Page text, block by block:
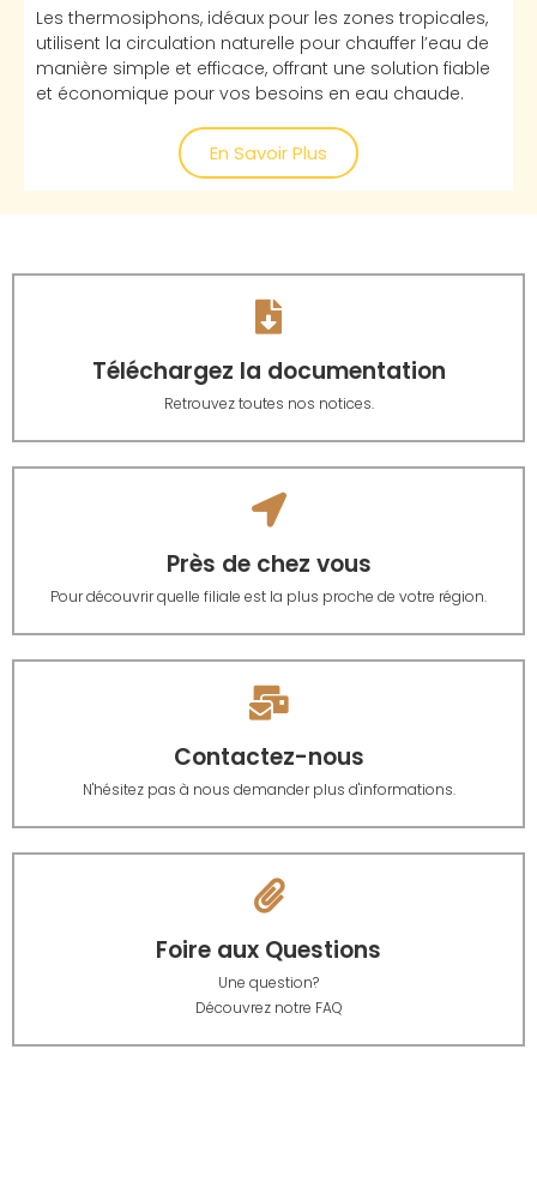
Les thermosiphons, idéaux pour les zones tropicales,
utilisent la circulation naturelle pour chauffer l’eau de
manière simple et efficace, offrant une solution fiable
et économique pour vos besoins en eau chaude.
En Savoir Plus
Téléchargez la documentation
Retrouvez toutes nos notices.
Près de chez vous
Pour découvrir quelle filiale est la plus proche de votre région.
Contactez-nous
N'hésitez pas à nous demander plus d'informations.
Foire aux Questions
Une question?
Découvrez notre FAQ